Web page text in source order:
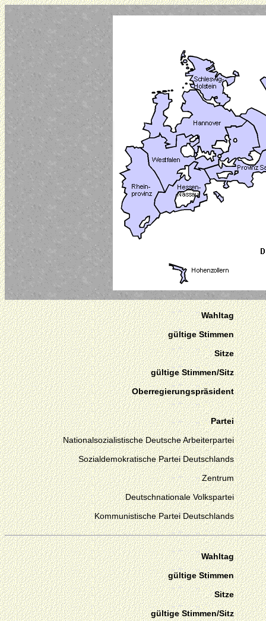
Wahltag
gültige Stimmen
Sitze
gültige Stimmen/Sitz
Oberregierungspräsident
Partei
Nationalsozialistische Deutsche Arbeiterpartei
Sozialdemokratische Partei Deutschlands
Zentrum
Deutschnationale Volkspartei
Kommunistische Partei Deutschlands
Wahltag
gültige Stimmen
Sitze
gültige Stimmen/Sitz